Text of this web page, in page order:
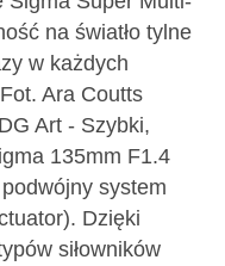
na światło tylne
w każdych
Ara Coutts
Art - Szybki,
135mm F1.4
system
Dzięki
siłowników